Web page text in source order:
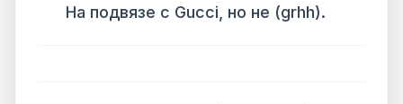
На подвязе с Gucci, но не (grhh).